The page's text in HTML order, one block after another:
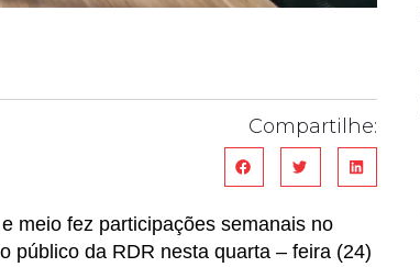
Compartilhe:
meio fez participações semanais no
público da RDR nesta quarta – feira (24)